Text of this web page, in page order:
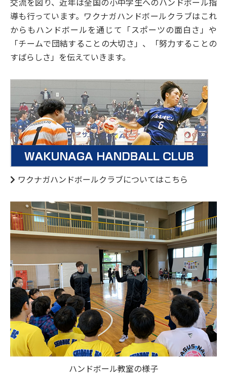
導も行っています。ワクナガハンドボールクラブはこれ
からもハンドボールを通じて「スポーツの面白さ」や
「チームで団結することの大切さ」、「努力することの
すばらしさ」を伝えていきます。
ワクナガハンドボールクラブについてはこちら
ハンドボール教室の様子